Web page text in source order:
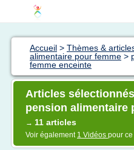
Accueil > Thèmes &
alimentaire pour femme >
femme enceinte
Articles
pension alimentaire
→ 11 articles
Voir également 1 Vidéos pour ce